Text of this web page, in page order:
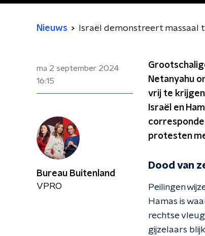
Nieuws Israël demonstreert massaal
ma 2 september 2024
16:15
Netanyahu
vrij te
Israël en
protesten
Dood van
Peilingen
Hamas is
rechtse
gijzelaars
Bureau Buitenland
VPRO